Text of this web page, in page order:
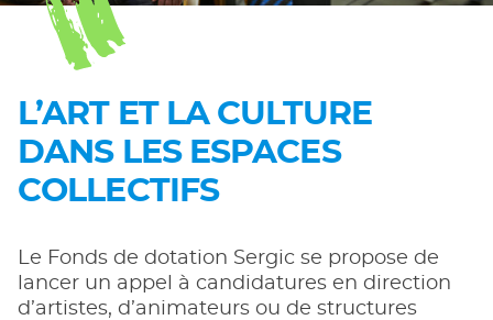
L’ART ET LA CULTURE
DANS LES ESPACES
COLLECTIFS
Le Fonds de dotation Sergic se propose de
lancer un appel à candidatures en direction
d’artistes, d’animateurs ou de structures